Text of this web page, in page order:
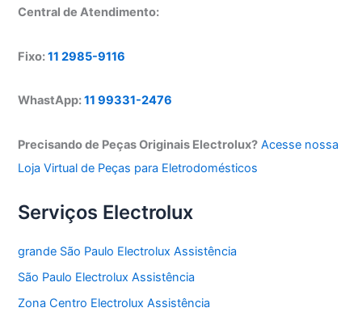
Central de Atendimento:
Fixo:11 2985-9116
WhastApp:11 99331-2476
Precisando de Peças Originais Electrolux? Acesse nossa
Loja Virtual de Peças para Eletrodomésticos
Serviços Electrolux
grande São Paulo Electrolux Assistência
São Paulo Electrolux Assistência
Zona Centro Electrolux Assistência